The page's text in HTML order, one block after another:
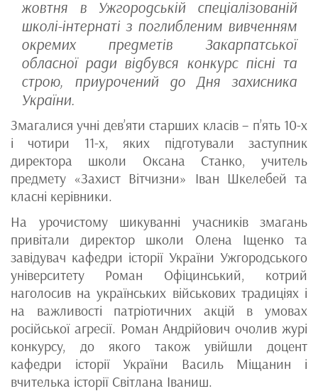
жовтня в Ужгородській спеціалізованій
школі-інтернаті з поглибленим вивченням
окремих предметів Закарпатської
обласної ради відбувся конкурс пісні та
строю, приурочений до Дня захисника
України.
Змагалися учні дев’яти старших класів – п’ять 10-х
і чотири 11-х, яких підготували заступник
директора школи Оксана Станко, учитель
предмету «Захист Вітчизни» Іван Шкелебей та
класні керівники.
На урочистому шикуванні учасників змагань
привітали директор школи Олена Іщенко та
завідувач кафедри історії України Ужгородського
університету Роман Офіцинський, котрий
наголосив на українських військових традиціях і
на важливості патріотичних акцій в умовах
російської агресії. Роман Андрійович очолив журі
конкурсу, до якого також увійшли доцент
кафедри історії України Василь Міщанин і
вчителька історії Світлана Іваниш.